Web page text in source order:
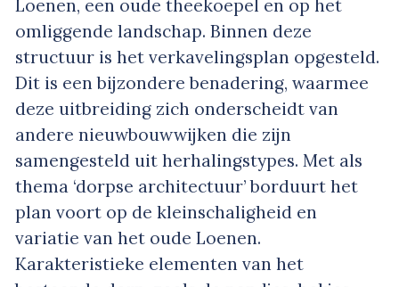
Loenen, een oude theekoepel en op het
omliggende landschap. Binnen deze
structuur is het verkavelingsplan opgesteld.
Dit is een bijzondere benadering, waarmee
deze uitbreiding zich onderscheidt van
andere nieuwbouwwijken die zijn
samengesteld uit herhalingstypes. Met als
thema ‘dorpse architectuur’ borduurt het
plan voort op de kleinschaligheid en
variatie van het oude Loenen.
Karakteristieke elementen van het